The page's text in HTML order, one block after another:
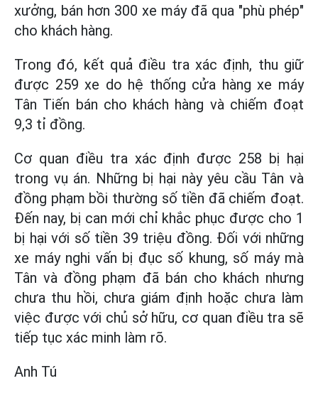
xưởng, bán hơn 300 xe máy đã qua "phù phép"
cho khách hàng.
Trong đó, kết quả điều tra xác định, thu giữ
được 259 xe do hệ thống cửa hàng xe máy
Tân Tiến bán cho khách hàng và chiếm đoạt
9,3 tỉ đồng.
Cơ quan điều tra xác định được 258 bị hại
trong vụ án. Những bị hại này yêu cầu Tân và
đồng phạm bồi thường số tiền đã chiếm đoạt.
Đến nay, bị can mới chỉ khắc phục được cho 1
bị hại với số tiền 39 triệu đồng. Đối với những
xe máy nghi vấn bị đục số khung, số máy mà
Tân và đồng phạm đã bán cho khách nhưng
chưa thu hồi, chưa giám định hoặc chưa làm
việc được với chủ sở hữu, cơ quan điều tra sẽ
tiếp tục xác minh làm rõ.
Anh Tú